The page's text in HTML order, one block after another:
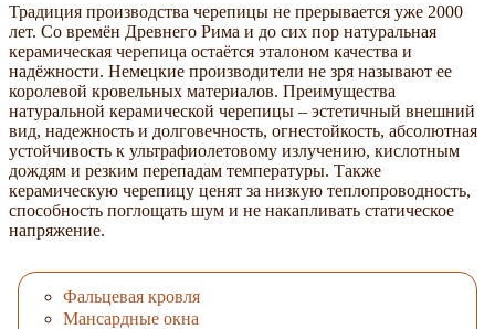
Традиция производства черепицы не прерывается уже 2000
лет. Со времён Древнего Рима и до сих пор натуральная
керамическая черепица остаётся эталоном качества и
надёжности. Немецкие производители не зря называют ее
королевой кровельных материалов. Преимущества
натуральной керамической черепицы – эстетичный внешний
вид, надежность и долговечность, огнестойкость, абсолютная
устойчивость к ультрафиолетовому излучению, кислотным
дождям и резким перепадам температуры. Также
керамическую черепицу ценят за низкую теплопроводность,
способность поглощать шум и не накапливать статическое
напряжение.
Фальцевая кровля
Мансардные окна